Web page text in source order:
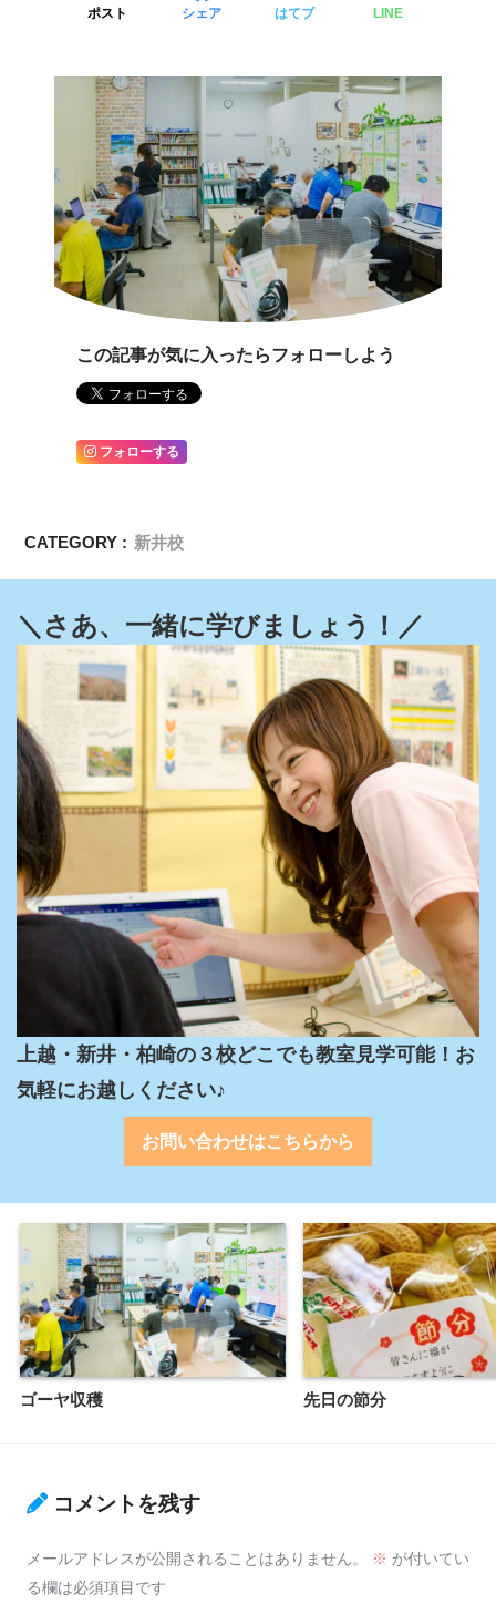
ポスト シェア はてブ LINE
この記事が気に入ったらフォローしよう
フォローする
CATEGORY : 新井校
＼さあ、一緒に学びましょう！／
上越・新井・柏崎の３校どこでも教室見学可能！お
気軽にお越しください♪
お問い合わせはこちらから
ゴーヤ収穫 先日の節分
コメントを残す
メールアドレスが公開されることはありません。 ※ が付いてい
る欄は必須項目です